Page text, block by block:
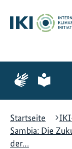
Hauptinhalt
springen
Suche
springen
Hauptnavigation
springen
Zur
Seite
Zur
Seite
leichte
Startseite
Sambia: Die
der…